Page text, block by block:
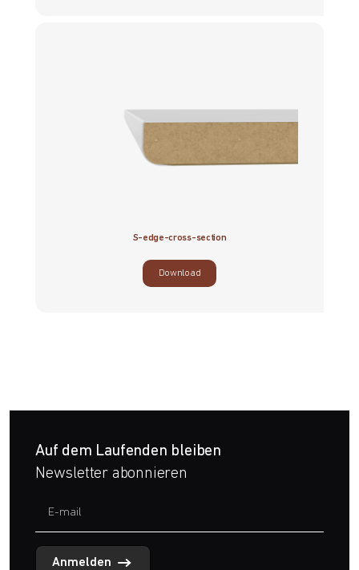
S-edge-cross-section
Download
Auf dem Laufenden bleiben
Newsletter abonnieren
Anmelden